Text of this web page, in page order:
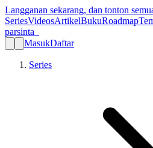
Langganan sekarang, dan tonton
SeriesVideosArtikelBukuRoadmap
parsinta_
MasukDaftar
Series